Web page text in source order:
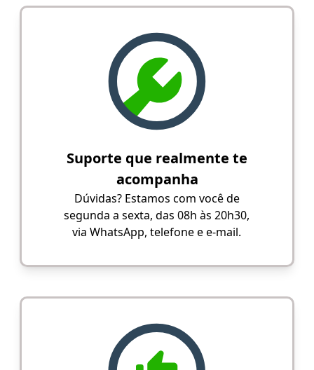
Suporte que realmente te
acompanha
Dúvidas? Estamos com você de
segunda a sexta, das 08h às 20h30,
via WhatsApp, telefone e e-mail.